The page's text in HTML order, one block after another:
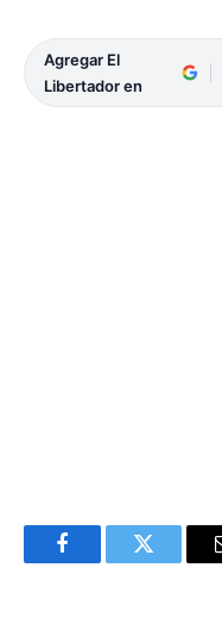
Agregar El
Libertador en
FacebookTwitter